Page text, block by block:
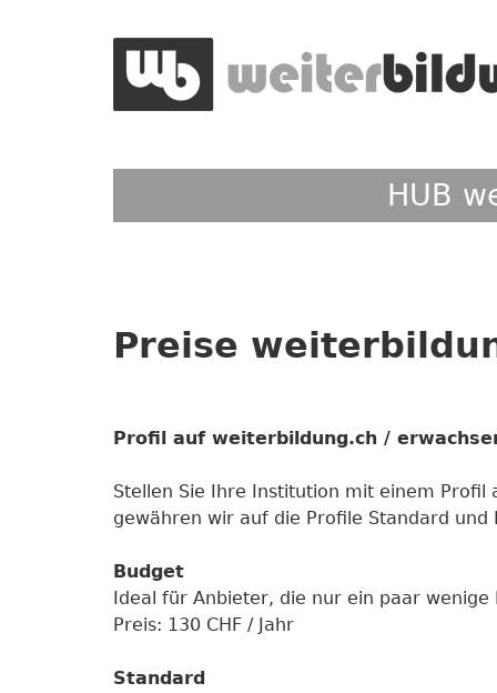
HUB
Preise
Profil auf weiterbildung.ch /
Stellen Sie Ihre Institution mit einem
gewähren wir auf die Profile Standard
Budget
Ideal für Anbieter, die nur ein paar wenige
Preis: 130 CHF / Jahr
Standard